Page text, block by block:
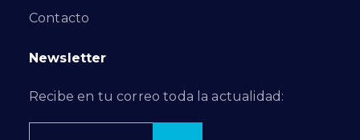
Contacto
Newsletter
Recibe en tu correo toda la actualidad: